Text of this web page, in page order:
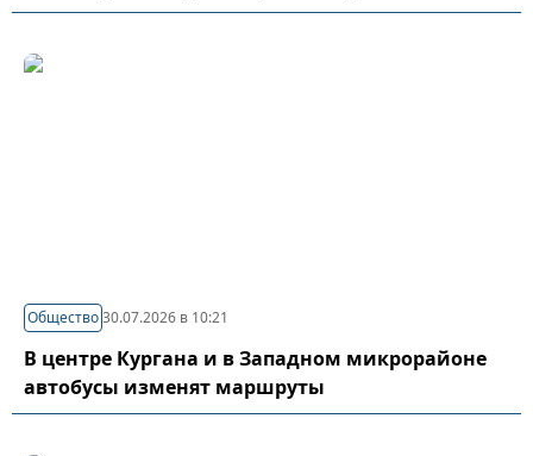
Общество30.07.2026 в 10:21
В центре Кургана и в Западном микрорайоне
автобусы изменят маршруты